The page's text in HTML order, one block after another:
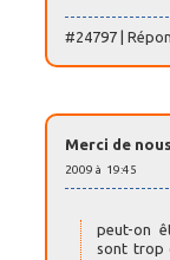
#24797 |
Merci de
2009 à 19:45
peut-on
sont trop